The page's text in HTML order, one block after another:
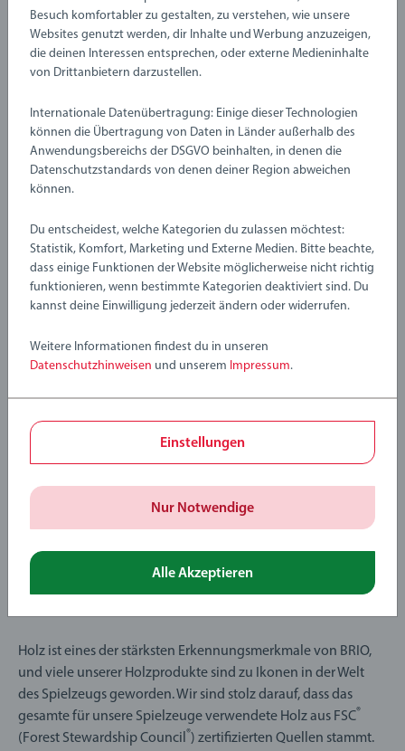
0/0
Richtlinien für Bewertungen
Spielzeug, das auf
Bäumen wächst
Holz ist eines der stärksten Erkennungsmerkmale von BRIO,
und viele unserer Holzprodukte sind zu Ikonen in der Welt
des Spielzeugs geworden. Wir sind stolz darauf, dass das
gesamte für unsere Spielzeuge verwendete Holz aus FSC®
(Forest Stewardship Council ®) zertifizierten Quellen stammt.
Besuch komfortabler zu gestalten, zu verstehen, wie unsere
Websites genutzt werden, dir Inhalte und Werbung anzuzeigen,
die deinen Interessen entsprechen, oder externe Medieninhalte
von Drittanbietern darzustellen.
Internationale Datenübertragung: Einige dieser Technologien
können die Übertragung von Daten in Länder außerhalb des
Anwendungsbereichs der DSGVO beinhalten, in denen die
Datenschutzstandards von denen deiner Region abweichen
können.
Du entscheidest, welche Kategorien du zulassen möchtest:
Statistik, Komfort, Marketing und Externe Medien. Bitte beachte,
dass einige Funktionen der Website möglicherweise nicht richtig
funktionieren, wenn bestimmte Kategorien deaktiviert sind. Du
kannst deine Einwilligung jederzeit ändern oder widerrufen.
Weitere Informationen findest du in unseren
Datenschutzhinweisen und unserem Impressum.
Einstellungen
Nur Notwendige
Alle Akzeptieren